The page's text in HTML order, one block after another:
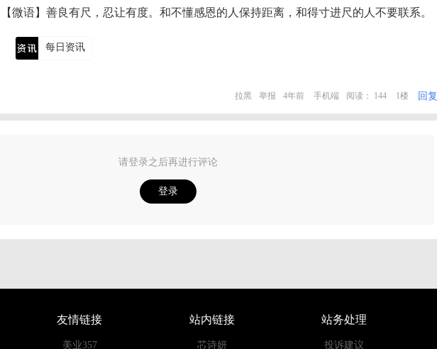
【微语】善良有尺，忍让有度。和不懂感恩的人保持距离，和得寸进尺的人不要联系。
每日资讯
拉黑 举报 4年前 手机端 阅读： 144 1楼 回复
请登录之后再进行评论
登录
友情链接
美业357
站内链接
芯诗妍
站务处理
投诉建议